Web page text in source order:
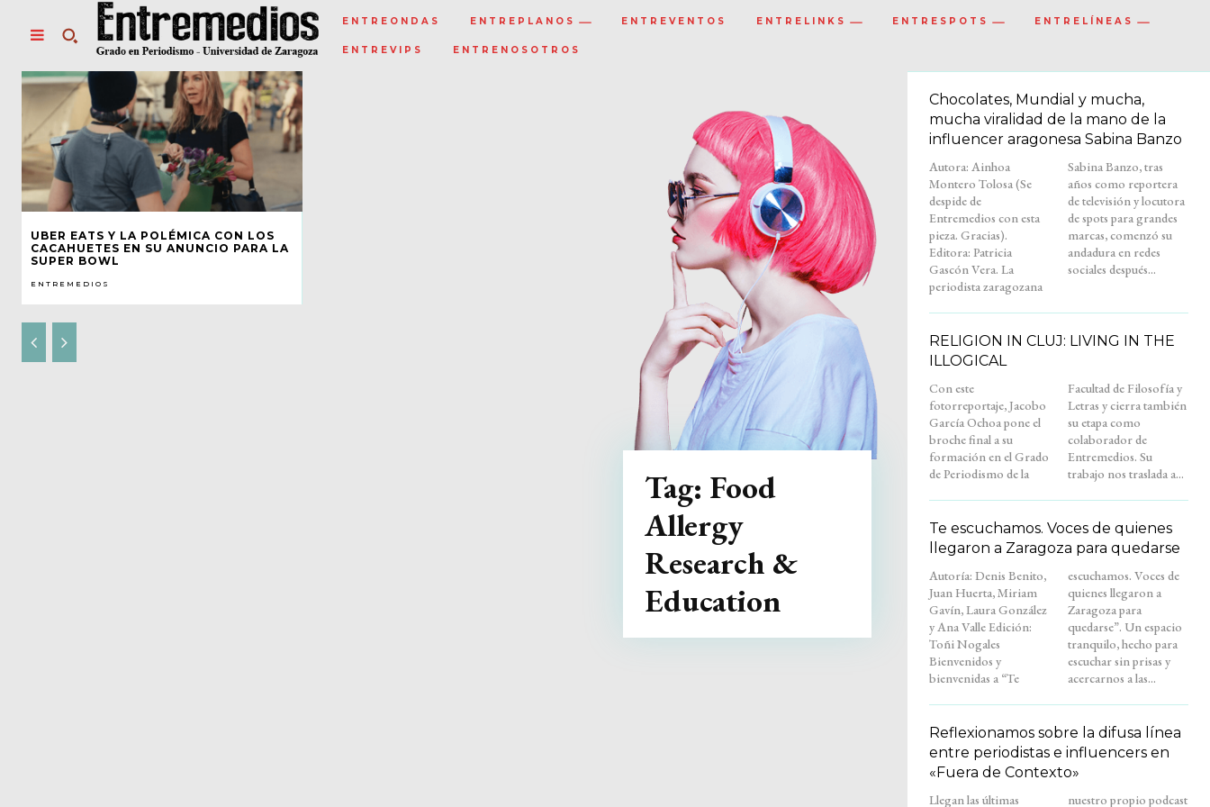
ENTREONDAS ENTREPLANOS ENTREVENTOS ENTRELINKS ENTRESPOTS ENTRELÍNEAS
ENTREVIPS ENTRENOSOTROS
UBER EATS Y LA POLÉMICA CON LOS
CACAHUETES EN SU ANUNCIO PARA LA
SUPER BOWL
ENTREMEDIOS
Tag: Food
Allergy
Research &
Education
Chocolates, Mundial y mucha,
mucha viralidad de la mano de la
influencer aragonesa Sabina Banzo
Autora: Ainhoa
Montero Tolosa (Se
despide de
Entremedios con esta
pieza. Gracias).
Editora: Patricia
Gascón Vera. La
periodista zaragozana
Sabina Banzo, tras
años como reportera
de televisión y locutora
de spots para grandes
marcas, comenzó su
andadura en redes
sociales después...
RELIGION IN CLUJ: LIVING IN THE
ILLOGICAL
Con este
fotorreportaje, Jacobo
García Ochoa pone el
broche final a su
formación en el Grado
de Periodismo de la
Facultad de Filosofía y
Letras y cierra también
su etapa como
colaborador de
Entremedios. Su
trabajo nos traslada a...
Te escuchamos. Voces de quienes
llegaron a Zaragoza para quedarse
Autoría: Denis Benito,
Juan Huerta, Miriam
Gavín, Laura González
y Ana Valle Edición:
Toñi Nogales
Bienvenidos y
bienvenidas a “Te
escuchamos. Voces de
quienes llegaron a
Zaragoza para
quedarse”. Un espacio
tranquilo, hecho para
escuchar sin prisas y
acercarnos a las...
Reflexionamos sobre la difusa línea
entre periodistas e influencers en
«Fuera de Contexto»
Llegan las últimas
nuestro propio podcast